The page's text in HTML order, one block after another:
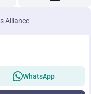
Alliance
WhatsApp